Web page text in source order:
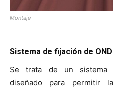
Montaje
Sistema de fijación de
Se trata de un sistema
diseñado para permitir